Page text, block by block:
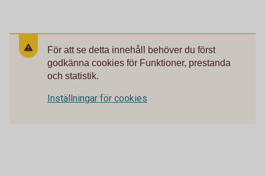
För att se detta innehåll behöver du först
godkänna cookies för Funktioner, prestanda
och statistik.
Inställningar för cookies